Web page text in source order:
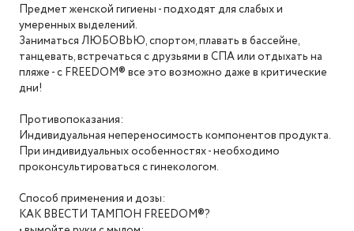
Предмет женской гигиены - подходят для слабых и
умеренных выделений.
Заниматься ЛЮБОВЬЮ, спортом, плавать в бассейне,
танцевать, встречаться с друзьями в СПА или отдыхать на
пляже - с FREEDOM® все это возможно даже в критические
дни!
Противопоказания:
Индивидуальная непереносимость компонентов продукта.
При индивидуальных особенностях - необходимо
проконсультироваться с гинекологом.
Способ применения и дозы:
КАК ВВЕСТИ ТАМПОН FREEDOM®?